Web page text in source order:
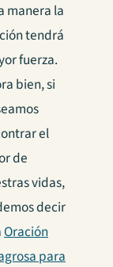
manera la
tendrá
fuerza.
bien, si
el
de
vidas,
decir
Oración
para